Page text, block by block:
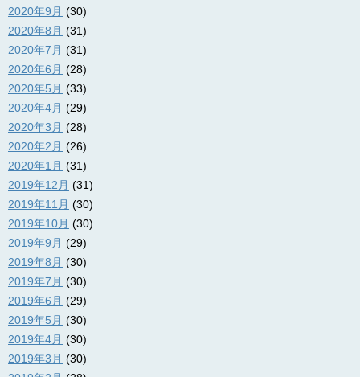
2020年9月 (30)
2020年8月 (31)
2020年7月 (31)
2020年6月 (28)
2020年5月 (33)
2020年4月 (29)
2020年3月 (28)
2020年2月 (26)
2020年1月 (31)
2019年12月 (31)
2019年11月 (30)
2019年10月 (30)
2019年9月 (29)
2019年8月 (30)
2019年7月 (30)
2019年6月 (29)
2019年5月 (30)
2019年4月 (30)
2019年3月 (30)